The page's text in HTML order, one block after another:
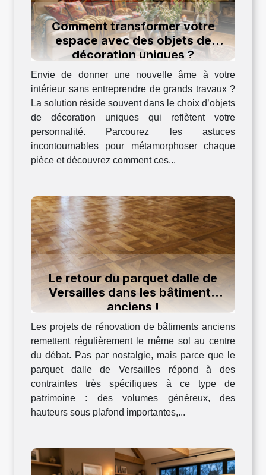
Comment transformer votre
espace avec des objets de
décoration uniques ?
Envie de donner une nouvelle âme à votre
intérieur sans entreprendre de grands travaux ?
La solution réside souvent dans le choix d’objets
de décoration uniques qui reflètent votre
personnalité. Parcourez les astuces
incontournables pour métamorphoser chaque
pièce et découvrez comment ces...
Le retour du parquet dalle de
Versailles dans les bâtiments
anciens !
Les projets de rénovation de bâtiments anciens
remettent régulièrement le même sol au centre
du débat. Pas par nostalgie, mais parce que le
parquet dalle de Versailles répond à des
contraintes très spécifiques à ce type de
patrimoine : des volumes généreux, des
hauteurs sous plafond importantes,...